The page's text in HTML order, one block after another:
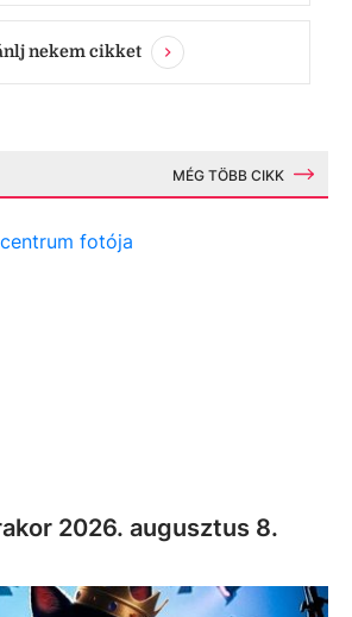
nekem cikket
MÉG TÖBB CIKK
2026. augusztus 8.